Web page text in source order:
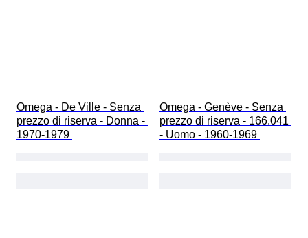
Omega - De Ville - Senza
prezzo di riserva - Donna -
1970-1979
Omega - Genève - Senza
prezzo di riserva - 166.041
- Uomo - 1960-1969